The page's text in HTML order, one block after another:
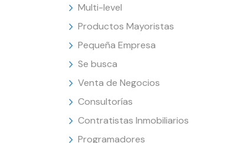
Multi-level
Productos Mayoristas
Pequeña Empresa
Se busca
Venta de Negocios
Consultorías
Contratistas Inmobiliarios
Programadores